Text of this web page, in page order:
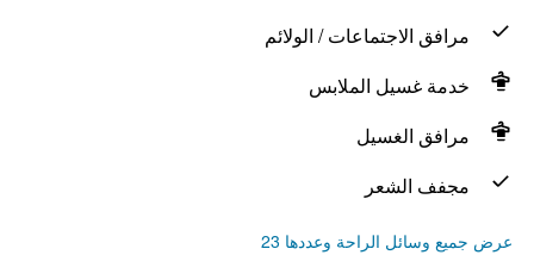
مرافق الاجتماعات / الولائم
خدمة غسيل الملابس
مرافق الغسيل
مجفف الشعر
عرض جميع وسائل الراحة وعددها 23